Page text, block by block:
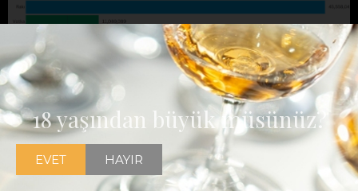
18 yaşından büyük müsünüz?
EVET HAYIR